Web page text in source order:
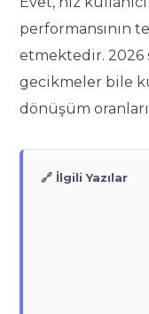
performansının
etmektedir. 2026
gecikmeler bile
dönüşüm
🔗 İlgili Yazılar